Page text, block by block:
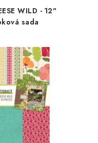
WILD - 12"
sada